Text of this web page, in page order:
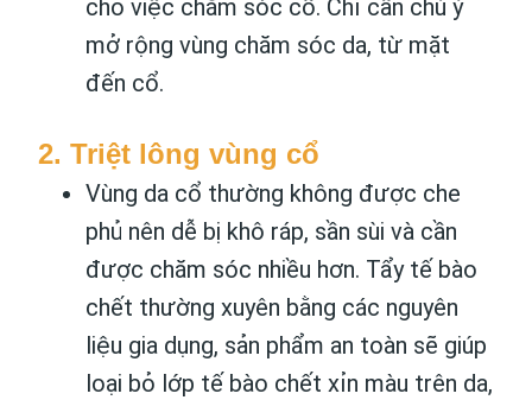
cho việc chăm sóc cổ. Chỉ cần chú ý
mở rộng vùng chăm sóc da, từ mặt
đến cổ.
2. Triệt lông vùng cổ
Vùng da cổ thường không được che
phủ nên dễ bị khô ráp, sần sùi và cần
được chăm sóc nhiều hơn. Tẩy tế bào
chết thường xuyên bằng các nguyên
liệu gia dụng, sản phẩm an toàn sẽ giúp
loại bỏ lớp tế bào chết xỉn màu trên da,